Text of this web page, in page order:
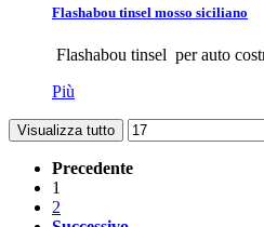
Flashabou tinsel mosso siciliano
Flashabou tinsel per auto
Più
Visualizza tutto
Precedente
1
2